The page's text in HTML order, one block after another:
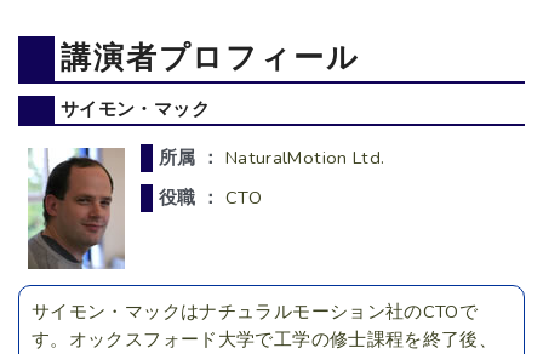
講演者プロフィール
サイモン・マック
所属 ： NaturalMotion Ltd.
役職 ： CTO
サイモン・マックはナチュラルモーション社のCTOで
す。オックスフォード大学で工学の修士課程を終了後、